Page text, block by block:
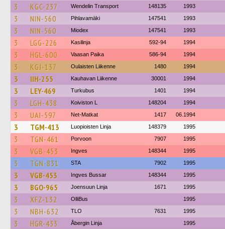
3 KGC-237 Wendelin Transport 148135 1993
3 NIN-560 Pihlavamäki 147541 1993
3 NIN-560 Miodex 147541 1993
3 LGG-226 Kasilinja 592-94 1994
3 HGL-600 Vaasan Paika 586-94 1994
3 KGJ-137 Oulaisten Liikenne 1480 1994
3 IIH-255 Kauhavan Liikenne 30001 1994
3 LEY-469 Turkubus 1401 1994
3 LGH-438 Koiviston L 148204 1994
3 UAI-597 Net-Matkat 1417 06.1994
3 TGM-413 Luopioisten Linja 148379 1995
3 TGN-461 Porvoon 7907 1995
3 VGB-453 Ingves 148344 1995
3 TGN-831 STA 7902 1995
3 VGB-453 Ingves Bussar 148344 1995
3 BGO-965 Joensuun Linja 1671 1995
3 XFZ-132 OlliBus 1995
3 NBH-632 TLO 7631 1995
3 HGR-433 Åbergin Linja 1995